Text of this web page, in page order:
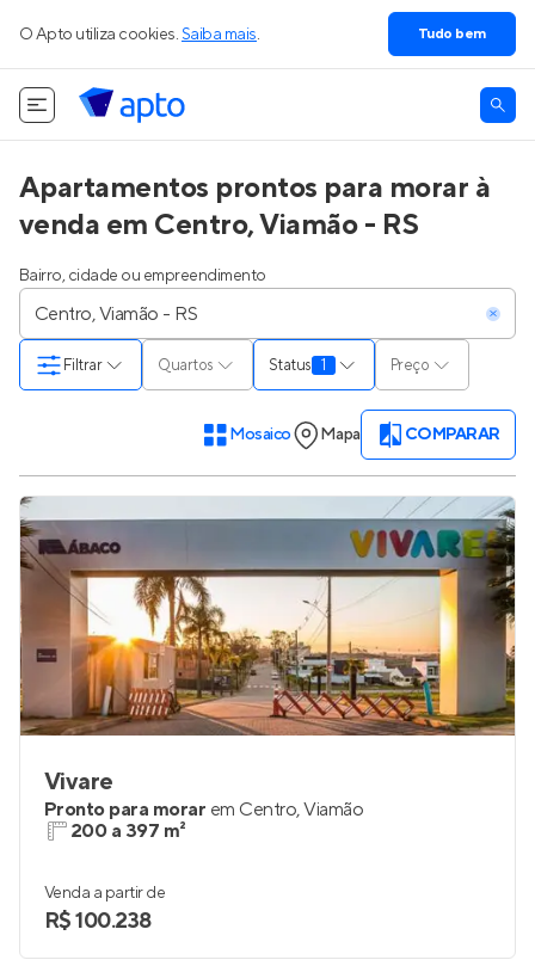
O Apto utiliza cookies. Saiba mais. Tudo bem
Apartamentos prontos para morar à
venda em Centro, Viamão - RS
Bairro, cidade ou empreendimento
Quartos Status 1 Preço
Filtrar
Mosaico Mapa COMPARAR
Vivare
Pronto para morar em Centro,Viamão
200 a 397 m²
Venda a partir de
R$ 100.238